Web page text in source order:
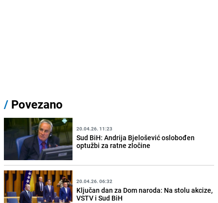
/ Povezano
20.04.26. 11:23
Sud BiH: Andrija Bjelošević oslobođen
optužbi za ratne zločine
20.04.26. 06:32
Ključan dan za Dom naroda: Na stolu akcize,
VSTV i Sud BiH